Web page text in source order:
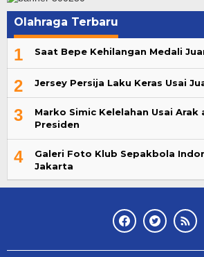
Olahraga Terbaru
1 Saat Bepe Kehilangan Medali
2 Jersey Persija Laku Keras Usai
3
Marko Simic Kelelahan Usai Arak
Presiden
4
Galeri Foto Klub Sepakbola
Jakarta